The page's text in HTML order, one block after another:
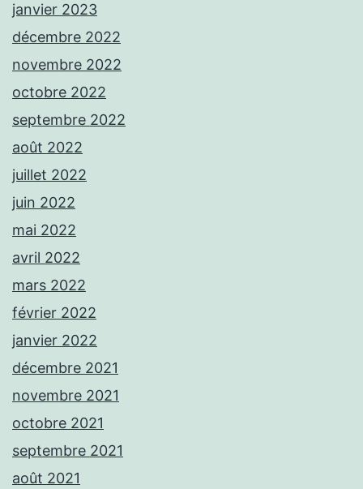
janvier 2023
décembre 2022
novembre 2022
octobre 2022
septembre 2022
août 2022
juillet 2022
juin 2022
mai 2022
avril 2022
mars 2022
février 2022
janvier 2022
décembre 2021
novembre 2021
octobre 2021
septembre 2021
août 2021